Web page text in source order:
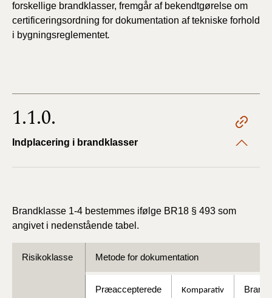
forskellige brandklasser, fremgår af bekendtgørelse om
certificeringsordning for dokumentation af tekniske forhold
i bygningsreglementet.
1.1.0.
Indplacering i brandklasser
Brandklasse 1-4 bestemmes ifølge BR18 § 493 som
angivet i nedenstående tabel.
Risikoklasse Metode for dokumentation
Præaccepterede
Komparativ